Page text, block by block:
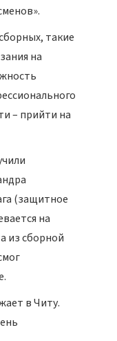
такие
на
– прийти на
(защитное
на
из сборной
в Читу.